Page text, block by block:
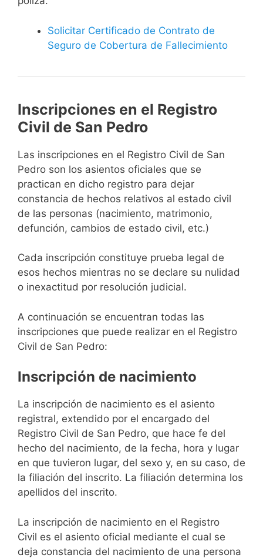
Solicitar Certificado de Contrato de
Seguro de Cobertura de Fallecimiento
Inscripciones en el Registro
Civil de San Pedro
Las inscripciones en el Registro Civil de San
Pedro son los asientos oficiales que se
practican en dicho registro para dejar
constancia de hechos relativos al estado civil
de las personas (nacimiento, matrimonio,
defunción, cambios de estado civil, etc.)
Cada inscripción constituye prueba legal de
esos hechos mientras no se declare su nulidad
o inexactitud por resolución judicial.
A continuación se encuentran todas las
inscripciones que puede realizar en el Registro
Civil de San Pedro:
Inscripción de nacimiento
La inscripción de nacimiento es el asiento
registral, extendido por el encargado del
Registro Civil de San Pedro, que hace fe del
hecho del nacimiento, de la fecha, hora y lugar
en que tuvieron lugar, del sexo y, en su caso, de
la filiación del inscrito. La filiación determina los
apellidos del inscrito.
La inscripción de nacimiento en el Registro
Civil es el asiento oficial mediante el cual se
deja constancia del nacimiento de una persona